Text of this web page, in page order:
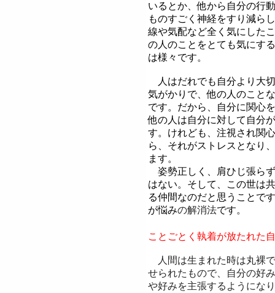
いるとか、他から自分の行
ものすごく神経をすり減ら
線や気配など全く気にした
の人のことをとても気にす
は様々です。
人はだれでも自分より大
気がかりで、他の人のこと
です。だから、自分に関心
他の人は自分に対して自分
す。けれども、注視され関
ら、それがストレスとなり
ます。
姿勢正しく、肩ひじ張ら
はない。そして、この世は
る仲間なのだと思うことで
が悩みの解消法です。
ことごとく執着が放たれた
人間は生まれた時は丸裸
せられたもので、自分の好
や好みを主張するようにな